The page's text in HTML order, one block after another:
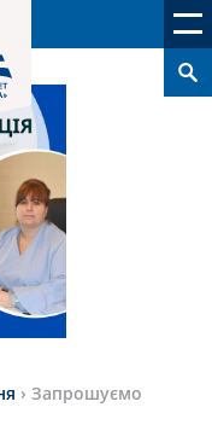
› Запрошуємо